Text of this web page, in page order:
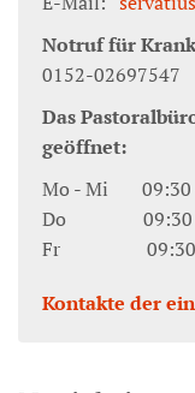
Notruf für
0152-02697547
Das
geöffnet:
Mo - Mi 09:30
Do 09:30 -
Fr 09:30 -
Kontakte der